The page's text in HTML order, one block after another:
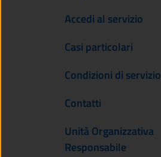
Accedi al servizio
Casi particolari
Condizioni di servizio
Contatti
Unità Organizzativa
Responsabile